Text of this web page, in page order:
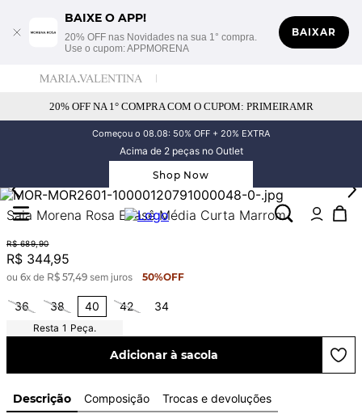
BAIXE O APP!
20% OFF nas Novidades na sua 1° compra.
Use o cupom: APPMORENA
BAIXAR
20% OFF NA 1° COMPRA COM O CUPOM: PRIMEIRAMR
Começou o 08.08: 50% OFF + 20% EXTRA
Acima de 2 peças no Outlet
Shop Now
Saia Morena Rosa Evasê Média Curta Marrom
R$ 689,90
R$ 344,95
ou 6x de R$ 57,49 sem juros 50%OFF
36 38 40 42 34
1 Peça.
Adicionar à sacola
Descrição Composição Trocas e devoluções